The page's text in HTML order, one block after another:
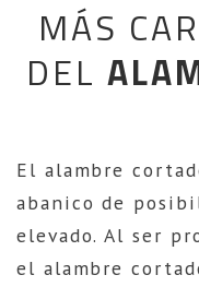
MÁS
DEL
El alambre
abanico de
elevado. Al ser
el alambre